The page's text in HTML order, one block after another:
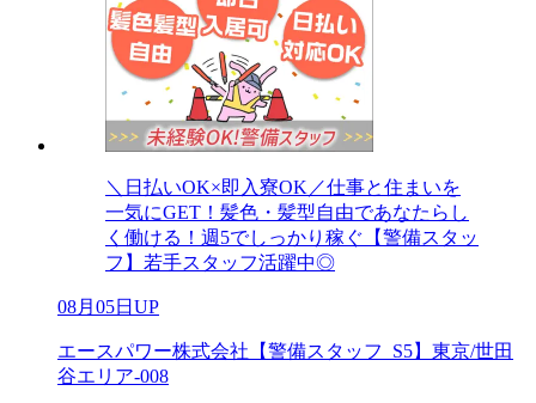
＼日払いOK×即入寮OK／仕事と住まいを
一気にGET！髪色・髪型自由であなたらし
く働ける！週5でしっかり稼ぐ【警備スタッ
フ】若手スタッフ活躍中◎
08月05日UP
エースパワー株式会社【警備スタッフ_S5】東京/世田
谷エリア-008